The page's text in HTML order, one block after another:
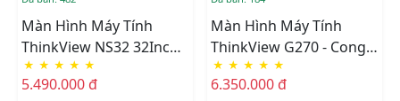
Màn Hình Máy Tính
ThinkView NS32 32Inch
FHD 165Hz Gaming
Monitor Cong
★ ★ ★ ★ ★
5.490.000 đ
Màn Hình Máy Tính
ThinkView G270 - Cong
27 Inch Full HD PLS
165Hz
★ ★ ★ ★ ★
6.350.000 đ